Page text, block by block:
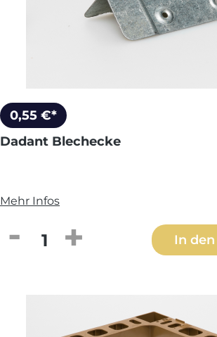
0,55 €*
Dadant Blechecke
Mehr Infos
Produkt Anzahl: Gib den
In